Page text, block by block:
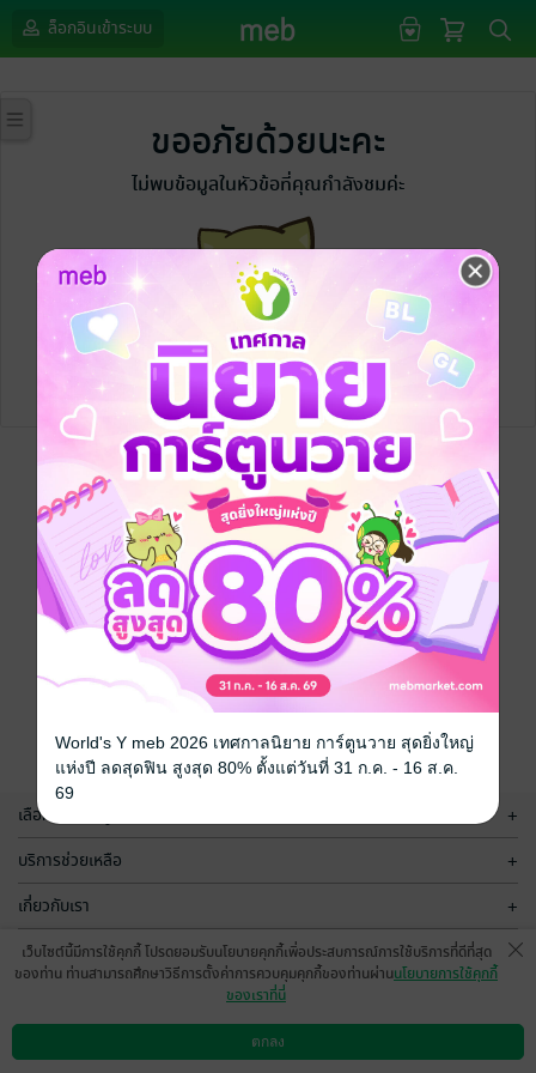
ล็อกอินเข้าระบบ
ขออภัยด้วยนะคะ
ไม่พบข้อมูลในหัวข้อที่คุณกำลังชมค่ะ
เลือกหมวดหมู่ +
บริการช่วยเหลือ +
เกี่ยวกับเรา +
กลุ่มธุรกิจในเครือ +
ดาวน์โหลดแอป วิธีการใช้งาน ติดต่อเรา
เว็บไซต์นี้มีการใช้คุกกี้ โปรดยอมรับนโยบายคุกกี้เพื่อประสบการณ์การใช้บริการที่ดีที่สุด
ของท่าน ท่านสามารถศึกษาวิธีการตั้งค่าการควบคุมคุกกี้ของท่านผ่านนโยบายการใช้คุกกี้
ของเราที่นี่
ตกลง
World's Y meb 2026 เทศกาลนิยาย การ์ตูนวาย สุดยิ่งใหญ่
แห่งปี ลดสุดฟิน สูงสุด 80% ตั้งแต่วันที่ 31 ก.ค. - 16 ส.ค.
69